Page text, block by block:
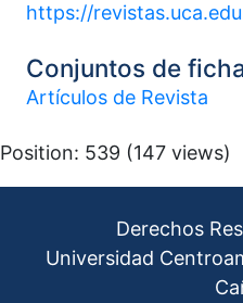
https://
Conjuntos de
Artículos de Revista
Position: 539 (147 views)
Derechos
Universidad